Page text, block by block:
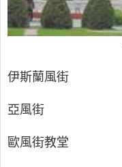
伊斯蘭風街
亞風街
歐風街教堂